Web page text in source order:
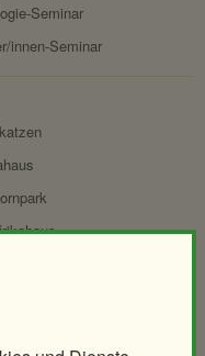
Seminar
innen-Seminar